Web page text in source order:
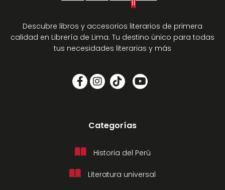
Descubre libros y accesorios literarios de primera
calidad en Librería de Lima. Tu destino único para todas
tus necesidades literarias y más
Categorías
Historia del Perú
Literatura universal